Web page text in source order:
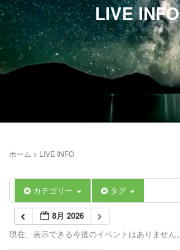
LIVE INFO
ホーム > LIVE INFO
カテゴリー タグ
8月 2026
現在、表示できる今後のイベントはありません。